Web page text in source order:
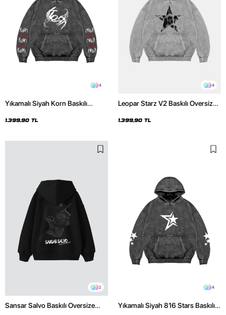
4
Yıkamalı Siyah Korn Baskılı
1.399,90 TL
4
Leopar Starz V2 Baskılı Oversize
Hoodie
1.399,90 TL
2
Sansar Salvo Baskılı Oversize
4
Yıkamalı Siyah 816 Stars Baskılı